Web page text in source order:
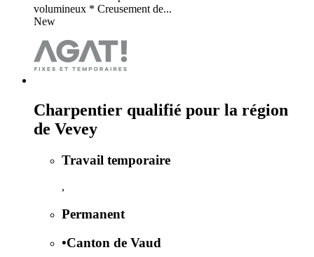
volumineux * Creusement de...
New
Charpentier qualifié pour la région
de Vevey
Travail temporaire
,
Permanent
•Canton de Vaud